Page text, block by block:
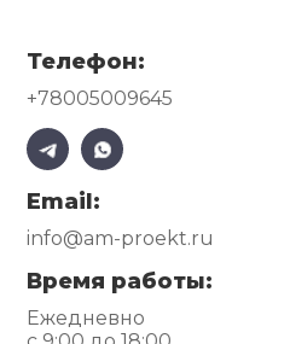
Телефон:
+78005009645
Email:
info@am-proekt.ru
Время работы:
Ежедневно